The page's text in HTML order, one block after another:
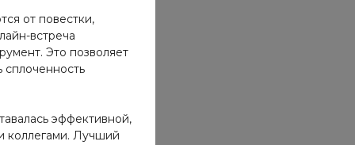
от повестки,
встреча
Это позволяет
сплоченность
эффективной,
коллегами. Лучший